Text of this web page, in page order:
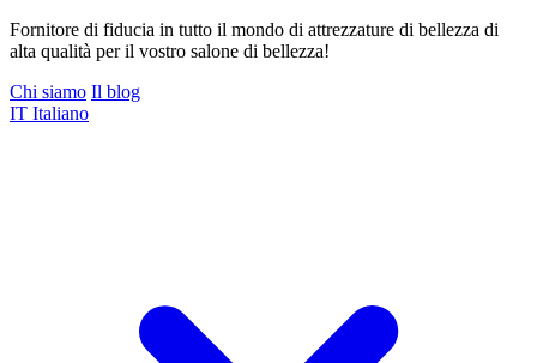
Fornitore di fiducia in tutto il mondo di attrezzature di bellezza di
alta qualità per il vostro salone di bellezza!
Chi siamo Il blog
IT Italiano